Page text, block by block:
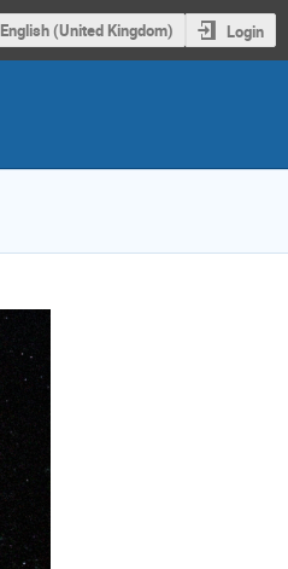
English (United Kingdom) Login